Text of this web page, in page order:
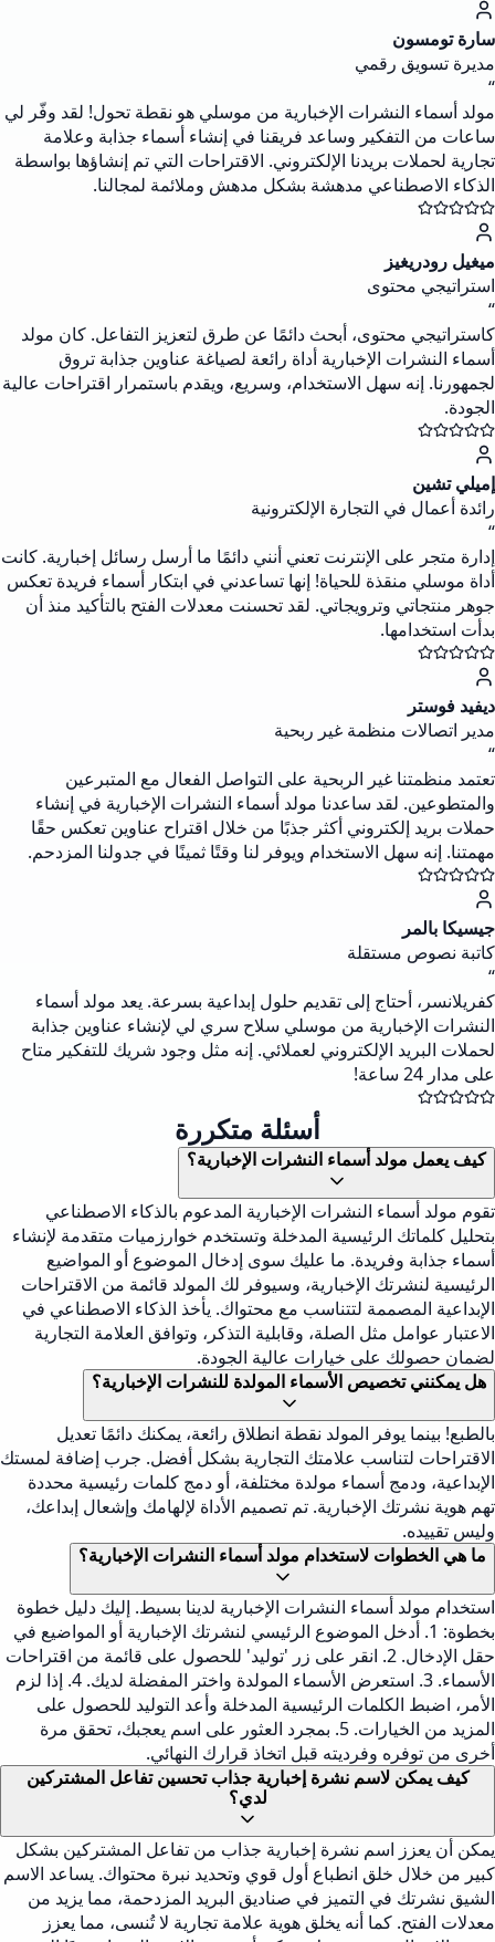
سارة تومسون
مديرة تسويق رقمي
“
مولد أسماء النشرات الإخبارية من موسلي هو نقطة تحول! لقد وفّر لي
ساعات من التفكير وساعد فريقنا في إنشاء أسماء جذابة وعلامة
تجارية لحملات بريدنا الإلكتروني. الاقتراحات التي تم إنشاؤها بواسطة
الذكاء الاصطناعي مدهشة بشكل مدهش وملائمة لمجالنا.
ميغيل رودريغيز
استراتيجي محتوى
“
كاستراتيجي محتوى، أبحث دائمًا عن طرق لتعزيز التفاعل. كان مولد
أسماء النشرات الإخبارية أداة رائعة لصياغة عناوين جذابة تروق
لجمهورنا. إنه سهل الاستخدام، وسريع، ويقدم باستمرار اقتراحات عالية
الجودة.
إميلي تشين
رائدة أعمال في التجارة الإلكترونية
“
إدارة متجر على الإنترنت تعني أنني دائمًا ما أرسل رسائل إخبارية. كانت
أداة موسلي منقذة للحياة! إنها تساعدني في ابتكار أسماء فريدة تعكس
جوهر منتجاتي وترويجاتي. لقد تحسنت معدلات الفتح بالتأكيد منذ أن
بدأت استخدامها.
ديفيد فوستر
مدير اتصالات منظمة غير ربحية
“
تعتمد منظمتنا غير الربحية على التواصل الفعال مع المتبرعين
والمتطوعين. لقد ساعدنا مولد أسماء النشرات الإخبارية في إنشاء
حملات بريد إلكتروني أكثر جذبًا من خلال اقتراح عناوين تعكس حقًا
مهمتنا. إنه سهل الاستخدام ويوفر لنا وقتًا ثمينًا في جدولنا المزدحم.
جيسيكا بالمر
كاتبة نصوص مستقلة
“
كفريلانسر، أحتاج إلى تقديم حلول إبداعية بسرعة. يعد مولد أسماء
النشرات الإخبارية من موسلي سلاح سري لي لإنشاء عناوين جذابة
لحملات البريد الإلكتروني لعملائي. إنه مثل وجود شريك للتفكير متاح
على مدار 24 ساعة!
أسئلة متكررة
كيف يعمل مولد أسماء النشرات الإخبارية؟
تقوم مولد أسماء النشرات الإخبارية المدعوم بالذكاء الاصطناعي
بتحليل كلماتك الرئيسية المدخلة وتستخدم خوارزميات متقدمة لإنشاء
أسماء جذابة وفريدة. ما عليك سوى إدخال الموضوع أو المواضيع
الرئيسية لنشرتك الإخبارية، وسيوفر لك المولد قائمة من الاقتراحات
الإبداعية المصممة لتتناسب مع محتواك. يأخذ الذكاء الاصطناعي في
الاعتبار عوامل مثل الصلة، وقابلية التذكر، وتوافق العلامة التجارية
لضمان حصولك على خيارات عالية الجودة.
هل يمكنني تخصيص الأسماء المولدة للنشرات الإخبارية؟
بالطبع! بينما يوفر المولد نقطة انطلاق رائعة، يمكنك دائمًا تعديل
الاقتراحات لتناسب علامتك التجارية بشكل أفضل. جرب إضافة لمستك
الإبداعية، ودمج أسماء مولدة مختلفة، أو دمج كلمات رئيسية محددة
تهم هوية نشرتك الإخبارية. تم تصميم الأداة لإلهامك وإشعال إبداعك،
وليس تقييده.
ما هي الخطوات لاستخدام مولد أسماء النشرات الإخبارية؟
استخدام مولد أسماء النشرات الإخبارية لدينا بسيط. إليك دليل خطوة
بخطوة: 1. أدخل الموضوع الرئيسي لنشرتك الإخبارية أو المواضيع في
حقل الإدخال. 2. انقر على زر 'توليد' للحصول على قائمة من اقتراحات
الأسماء. 3. استعرض الأسماء المولدة واختر المفضلة لديك. 4. إذا لزم
الأمر، اضبط الكلمات الرئيسية المدخلة وأعد التوليد للحصول على
المزيد من الخيارات. 5. بمجرد العثور على اسم يعجبك، تحقق مرة
أخرى من توفره وفرديته قبل اتخاذ قرارك النهائي.
كيف يمكن لاسم نشرة إخبارية جذاب تحسين تفاعل المشتركين
لدي؟
يمكن أن يعزز اسم نشرة إخبارية جذاب من تفاعل المشتركين بشكل
كبير من خلال خلق انطباع أول قوي وتحديد نبرة محتواك. يساعد الاسم
الشيق نشرتك في التميز في صناديق البريد المزدحمة، مما يزيد من
معدلات الفتح. كما أنه يخلق هوية علامة تجارية لا تُنسى، مما يعزز